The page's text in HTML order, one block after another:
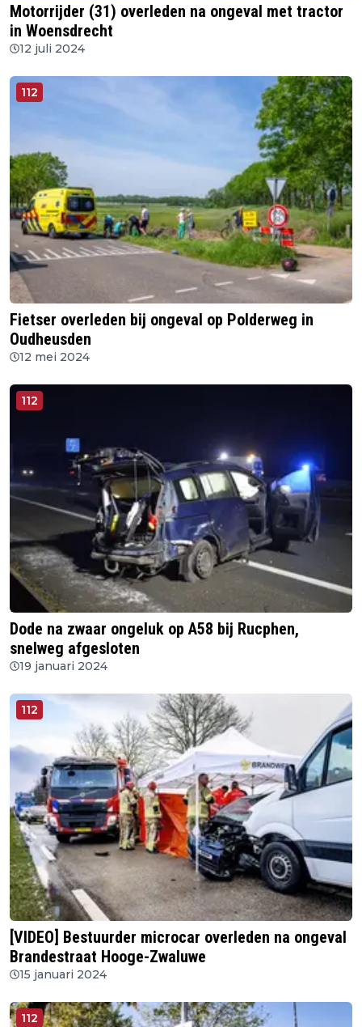
Motorrijder (31) overleden na ongeval met tractor
in Woensdrecht
12 juli 2024
112
Fietser overleden bij ongeval op Polderweg in
Oudheusden
12 mei 2024
112
Dode na zwaar ongeluk op A58 bij Rucphen,
snelweg afgesloten
19 januari 2024
112
[VIDEO] Bestuurder microcar overleden na ongeval
Brandestraat Hooge-Zwaluwe
15 januari 2024
112